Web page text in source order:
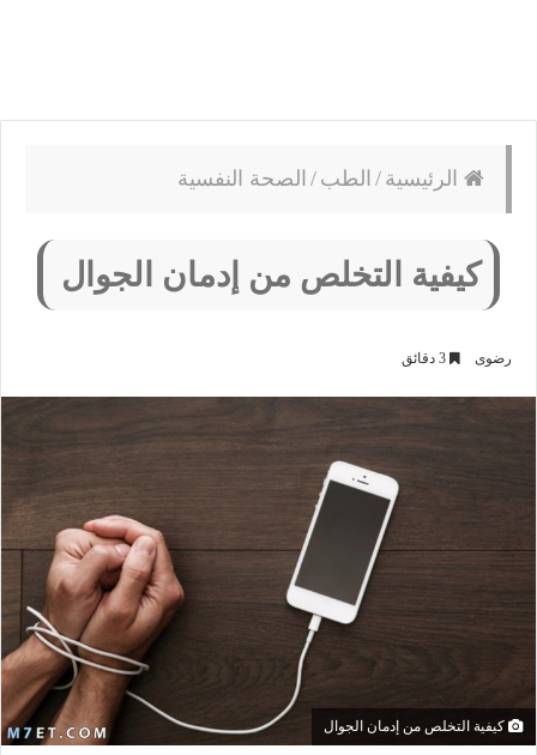
الرئيسية / الطب / الصحة النفسية
كيفية التخلص من إدمان الجوال
رضوى
كيفية التخلص من إدمان الجوال